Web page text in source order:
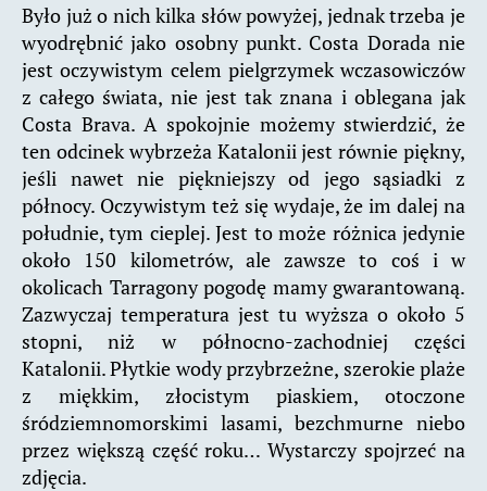
Było już o nich kilka słów powyżej, jednak trzeba je
wyodrębnić jako osobny punkt. Costa Dorada nie
jest oczywistym celem pielgrzymek wczasowiczów
z całego świata, nie jest tak znana i oblegana jak
Costa Brava. A spokojnie możemy stwierdzić, że
ten odcinek wybrzeża Katalonii jest równie piękny,
jeśli nawet nie piękniejszy od jego sąsiadki z
północy. Oczywistym też się wydaje, że im dalej na
południe, tym cieplej. Jest to może różnica jedynie
około 150 kilometrów, ale zawsze to coś i w
okolicach Tarragony pogodę mamy gwarantowaną.
Zazwyczaj temperatura jest tu wyższa o około 5
stopni, niż w północno-zachodniej części
Katalonii. Płytkie wody przybrzeżne, szerokie plaże
z miękkim, złocistym piaskiem, otoczone
śródziemnomorskimi lasami, bezchmurne niebo
przez większą część roku… Wystarczy spojrzeć na
zdjęcia.